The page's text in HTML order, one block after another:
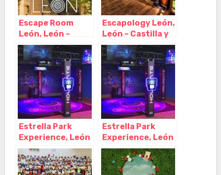
Escape Room
León, León –
Castilla y León
Escapology León,
León – Castilla y
León
Estrella Park
Experience, León
– Castilla y León
Estrella Park
Experience, León
– Castilla y León